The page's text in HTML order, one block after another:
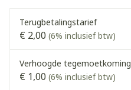
Terugbetalingstarief
€ 2,00 (6% inclusief btw)
Verhoogde tegemoetkoming
€ 1,00 (6% inclusief btw)